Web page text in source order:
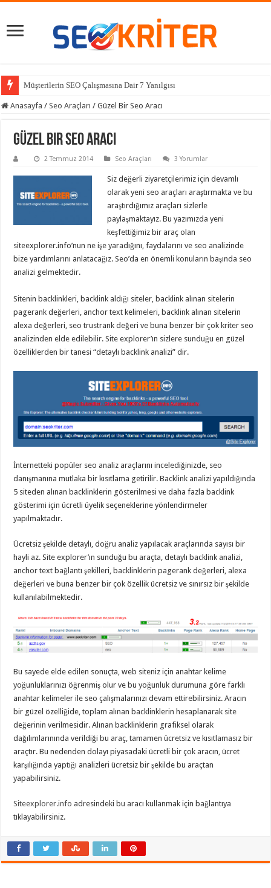
Müşterilerin SEO Çalışmasına Dair 7 Yanılgısı
Anasayfa / Seo Araçları / Güzel Bir Seo Aracı
Güzel Bir Seo Aracı
2 Temmuz 2014 Seo Araçları 3 Yorumlar
Siz değerli ziyaretçilerimiz için devamlı
olarak yeni seo araçları araştırmakta ve bu
araştırdığımız araçları sizlerle
paylaşmaktayız. Bu yazımızda yeni
keşfettiğimiz bir araç olan
siteexplorer.info’nun ne işe yaradığını, faydalarını ve seo analizinde
bize yardımlarını anlatacağız. Seo’da en önemli konuların başında seo
analizi gelmektedir.
Sitenin backlinkleri, backlink aldığı siteler, backlink alınan sitelerin
pagerank değerleri, anchor text kelimeleri, backlink alınan sitelerin
alexa değerleri, seo trustrank değeri ve buna benzer bir çok kriter seo
analizinden elde edilebilir. Site explorer’ın sizlere sunduğu en güzel
özelliklerden bir tanesi “detaylı backlink analizi” dir.
İnternetteki popüler seo analiz araçlarını incelediğinizde, seo
danışmanına mutlaka bir kısıtlama getirilir. Backlink analizi yapıldığında
5 siteden alınan backlinklerin gösterilmesi ve daha fazla backlink
gösterimi için ücretli üyelik seçeneklerine yönlendirmeler
yapılmaktadır.
Ücretsiz şekilde detaylı, doğru analiz yapılacak araçlarında sayısı bir
hayli az. Site explorer’ın sunduğu bu araçta, detaylı backlink analizi,
anchor text bağlantı şekilleri, backlinklerin pagerank değerleri, alexa
değerleri ve buna benzer bir çok özellik ücretsiz ve sınırsız bir şekilde
kullanılabilmektedir.
Bu sayede elde edilen sonuçta, web siteniz için anahtar kelime
yoğunluklarınızı öğrenmiş olur ve bu yoğunluk durumuna göre farklı
anahtar kelimeler ile seo çalışmalarınızı devam ettirebilirsiniz. Aracın
bir güzel özelliğide, toplam alınan backlinklerin hesaplanarak site
değerinin verilmesidir. Alınan backlinklerin grafiksel olarak
dağılımlarınında verildiği bu araç, tamamen ücretsiz ve kısıtlamasız bir
araçtır. Bu nedenden dolayı piyasadaki ücretli bir çok aracın, ücret
karşılığında yaptığı analizleri ücretsiz bir şekilde bu araçtan
yapabilirsiniz.
Siteexplorer.info adresindeki bu aracı kullanmak için bağlantıya
tıklayabilirsiniz.